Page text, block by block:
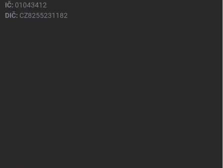
IČ: 01043412
DIČ: CZ8255231182